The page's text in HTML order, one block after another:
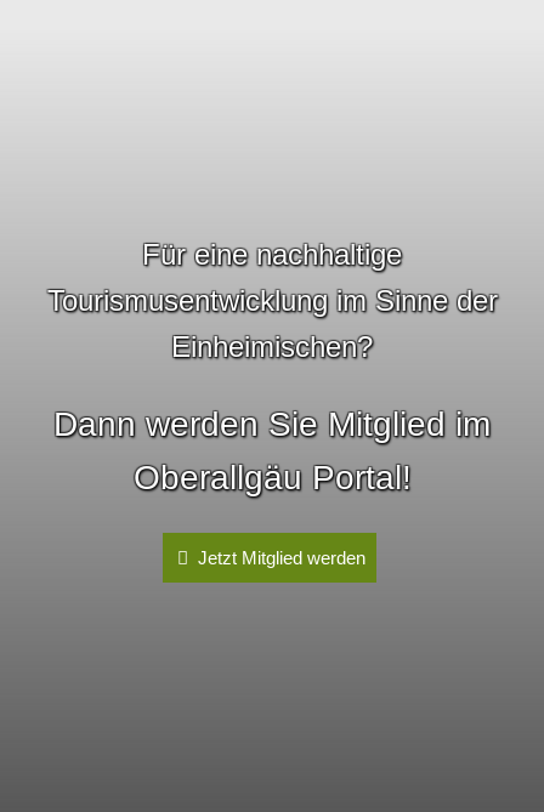
Für eine nachhaltige
Tourismusentwicklung im Sinne der
Einheimischen?
Dann werden Sie Mitglied im
Oberallgäu Portal!
Jetzt Mitglied werden